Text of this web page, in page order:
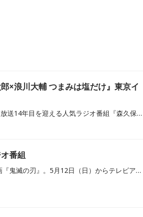
×浪川大輔 つまみは塩だけ』東京イ
森久保祥太郎と浪川大輔がパーソナリティを務め、放送14年目を迎える人気ラジオ番組『森久保祥太郎×浪川大輔 つまみは塩だけ』の公開録音イベントが、7月11日に東京で開催されます。ゲストに豊永利行さんを迎え、恒例の「働くおじさん」衣装での登壇や特別コーナー、会場限定グッズの販売など内容盛り沢山のイベントです。残席わずかですが、当日券が販売予定です。当日の生配信およびアーカイブ配信も実施されます。
番組
吾峠呼世晴（ごとうげ こよはる）氏による人気漫画『鬼滅の刃』。5月12日（日）からテレビアニメ「柱稽古編」の放送がスタートしました。ニッポン放送では、「柱稽古編」の放送スタートに合わせて、『アニメ「鬼滅の刃」公式ラジオ「鬼滅ラヂヲ」』がレギュラー放送されます。当記事では、『テレビアニメ「鬼滅の刃」公式ラジオ『鬼滅ラヂヲ』』（ニッポン放送）と、アニメ『鬼滅の刃』に出演している声優陣のレギュラー番組をご紹介します。